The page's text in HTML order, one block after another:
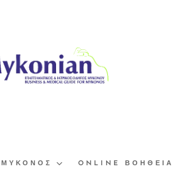
ΜΎΚΟΝΟΣ ONLINE ΒΟΉΘΕΙΑ